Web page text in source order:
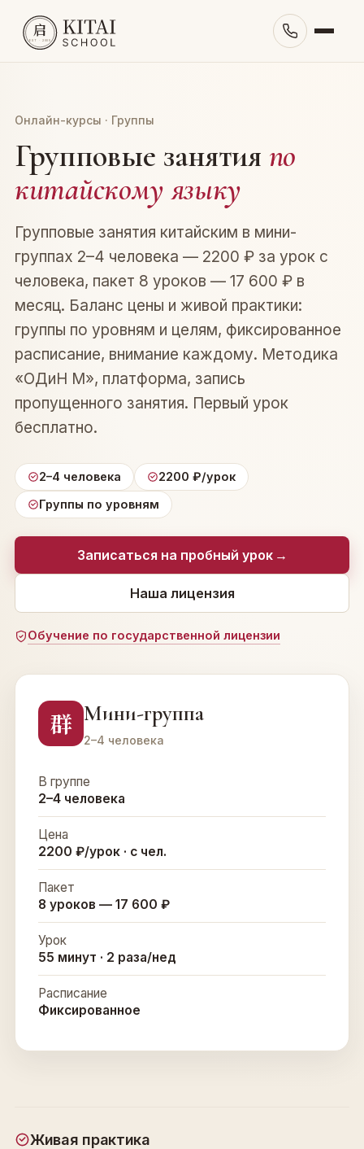
启
EST · 2005
Онлайн-курсы · Группы
Групповые занятия по
китайскому языку
Групповые занятия китайским в мини-
группах 2–4 человека — 2200 ₽ за урок с
человека, пакет 8 уроков — 17 600 ₽ в
месяц. Баланс цены и живой практики:
группы по уровням и целям, фиксированное
расписание, внимание каждому. Методика
«ОДиН М», платформа, запись
пропущенного занятия. Первый урок
бесплатно.
2–4 человека
2200 ₽/урок
Группы по уровням
Записаться на пробный урок →
Наша лицензия
Обучение по государственной лицензии
群 Мини-группа
2–4 человека
В группе
2–4 человека
Цена
2200 ₽/урок · с чел.
Пакет
8 уроков — 17 600 ₽
Урок
55 минут · 2 раза/нед
Расписание
Фиксированное
Живая практика